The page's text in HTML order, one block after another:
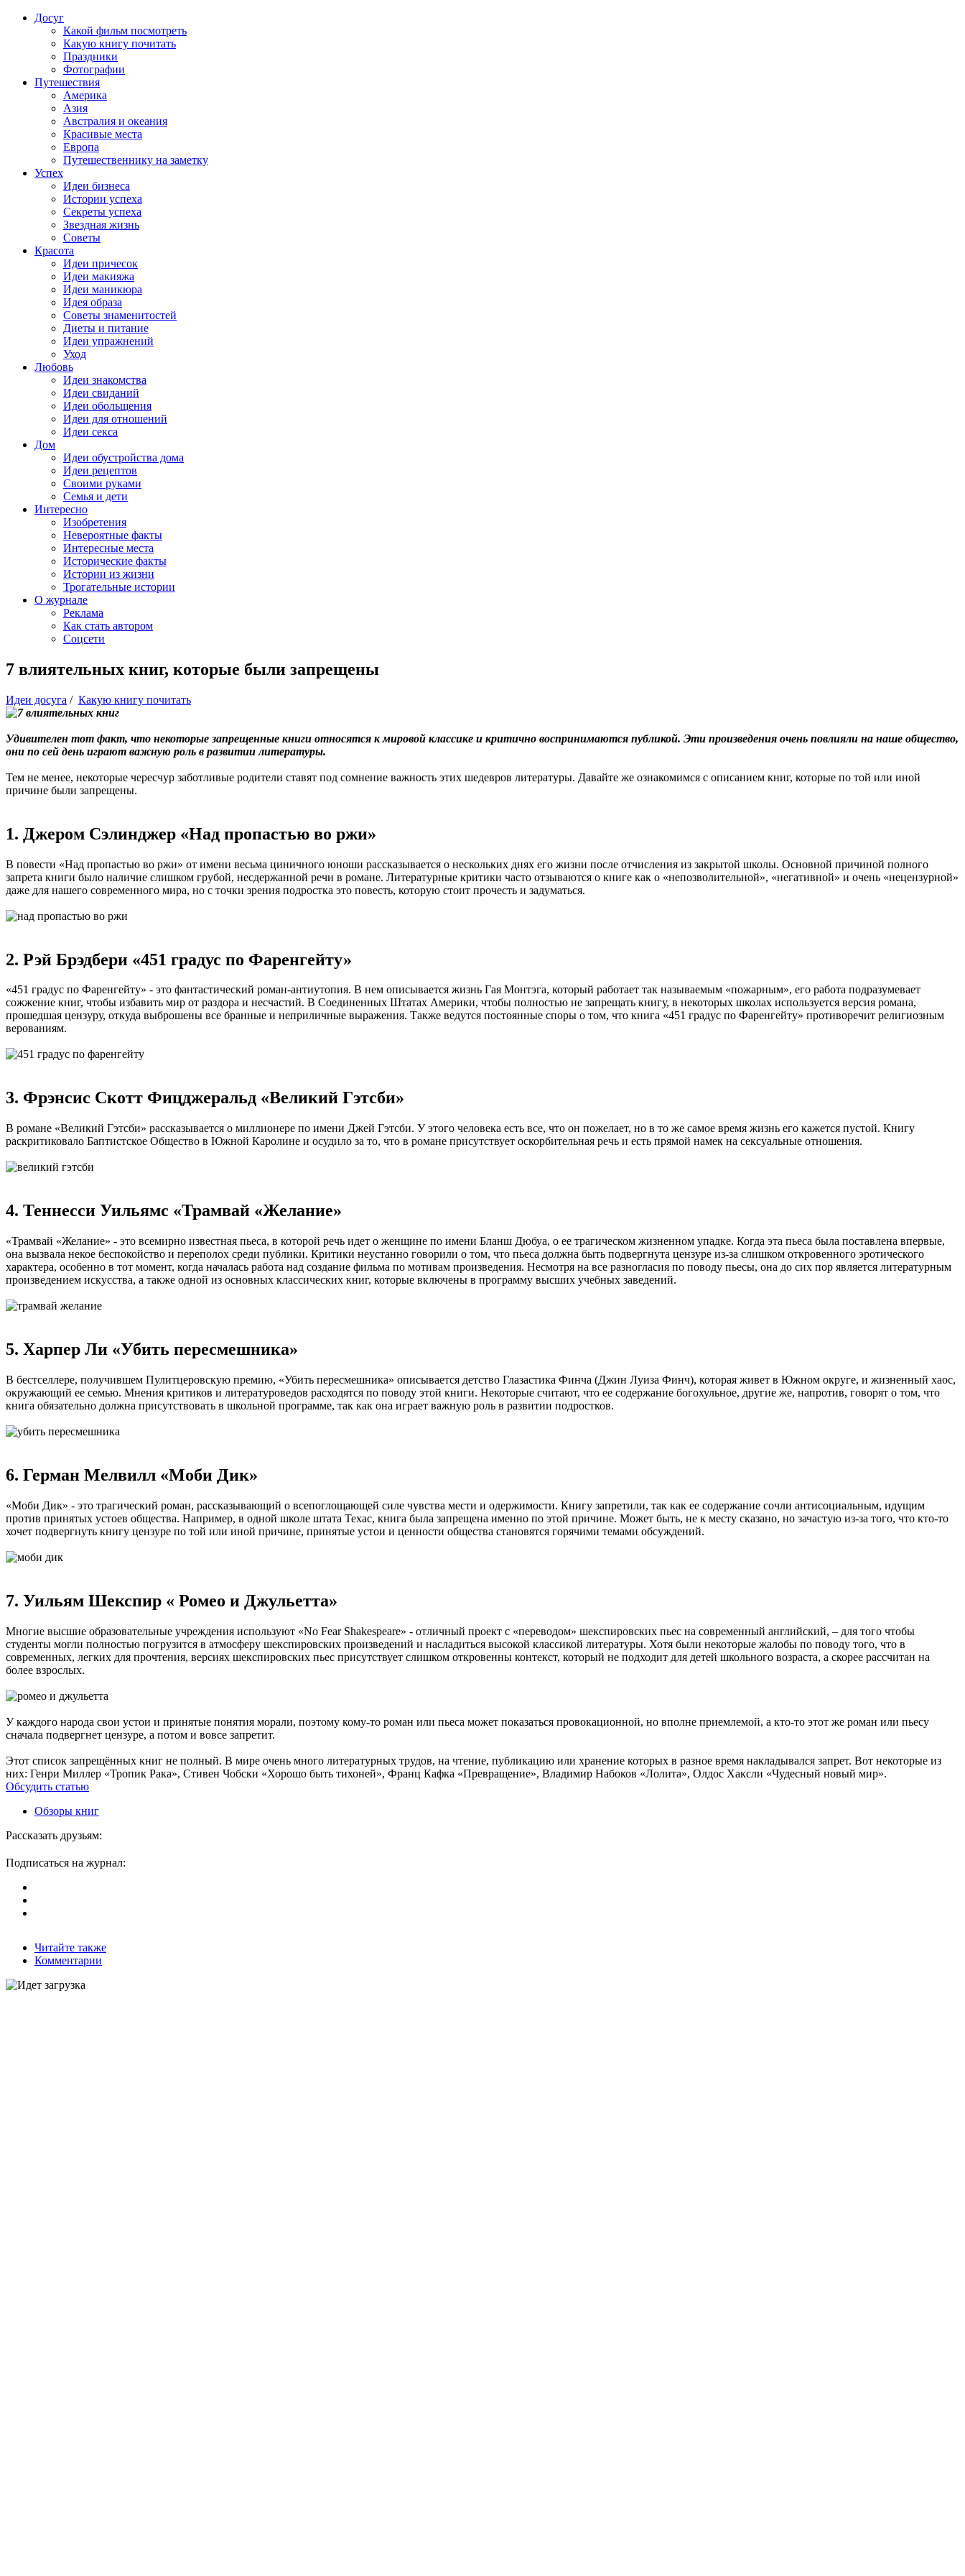
Досуг
Какой фильм посмотреть
Какую книгу почитать
Праздники
Фотографии
Путешествия
Америка
Азия
Австралия и океания
Красивые места
Европа
Путешественнику на заметку
Успех
Идеи бизнеса
Истории успеха
Секреты успеха
Звездная жизнь
Советы
Красота
Идеи причесок
Идеи макияжа
Идеи маникюра
Идея образа
Советы знаменитостей
Диеты и питание
Идеи упражнений
Уход
Любовь
Идеи знакомства
Идеи свиданий
Идеи обольщения
Идеи для отношений
Идеи секса
Дом
Идеи обустройства дома
Идеи рецептов
Своими руками
Семья и дети
Интересно
Изобретения
Невероятные факты
Интересные места
Исторические факты
Истории из жизни
Трогательные истории
О журнале
Реклама
Как стать автором
Соцсети
7 влиятельных книг, которые были запрещены
Идеи досуга / Какую книгу почитать
Удивителен тот факт, что некоторые запрещенные книги относятся к мировой классике и критично воспринимаются публикой. Эти произведения очень повлияли на наше общество,
они по сей день играют важную роль в развитии литературы.
Тем не менее, некоторые чересчур заботливые родители ставят под сомнение важность этих шедевров литературы. Давайте же ознакомимся с описанием книг, которые по той или иной
причине были запрещены.
1. Джером Сэлинджер «Над пропастью во ржи»
В повести «Над пропастью во ржи» от имени весьма циничного юноши рассказывается о нескольких днях его жизни после отчисления из закрытой школы. Основной причиной полного
запрета книги было наличие слишком грубой, несдержанной речи в романе. Литературные критики часто отзываются о книге как о «непозволительной», «негативной» и очень «нецензурной»
даже для нашего современного мира, но с точки зрения подростка это повесть, которую стоит прочесть и задуматься.
2. Рэй Брэдбери «451 градус по Фаренгейту»
«451 градус по Фаренгейту» - это фантастический роман-антиутопия. В нем описывается жизнь Гая Монтэга, который работает так называемым «пожарным», его работа подразумевает
сожжение книг, чтобы избавить мир от раздора и несчастий. В Соединенных Штатах Америки, чтобы полностью не запрещать книгу, в некоторых школах используется версия романа,
прошедшая цензуру, откуда выброшены все бранные и неприличные выражения. Также ведутся постоянные споры о том, что книга «451 градус по Фаренгейту» противоречит религиозным
верованиям.
3. Фрэнсис Скотт Фицджеральд «Великий Гэтсби»
В романе «Великий Гэтсби» рассказывается о миллионере по имени Джей Гэтсби. У этого человека есть все, что он пожелает, но в то же самое время жизнь его кажется пустой. Книгу
раскритиковало Баптистское Общество в Южной Каролине и осудило за то, что в романе присутствует оскорбительная речь и есть прямой намек на сексуальные отношения.
4. Теннесси Уильямс «Трамвай «Желание»
«Трамвай «Желание» - это всемирно известная пьеса, в которой речь идет о женщине по имени Бланш Дюбуа, о ее трагическом жизненном упадке. Когда эта пьеса была поставлена впервые,
она вызвала некое беспокойство и переполох среди публики. Критики неустанно говорили о том, что пьеса должна быть подвергнута цензуре из-за слишком откровенного эротического
характера, особенно в тот момент, когда началась работа над создание фильма по мотивам произведения. Несмотря на все разногласия по поводу пьесы, она до сих пор является литературным
произведением искусства, а также одной из основных классических книг, которые включены в программу высших учебных заведений.
5. Харпер Ли «Убить пересмешника»
В бестселлере, получившем Пулитцеровскую премию, «Убить пересмешника» описывается детство Глазастика Финча (Джин Луиза Финч), которая живет в Южном округе, и жизненный хаос,
окружающий ее семью. Мнения критиков и литературоведов расходятся по поводу этой книги. Некоторые считают, что ее содержание богохульное, другие же, напротив, говорят о том, что
книга обязательно должна присутствовать в школьной программе, так как она играет важную роль в развитии подростков.
6. Герман Мелвилл «Моби Дик»
«Моби Дик» - это трагический роман, рассказывающий о всепоглощающей силе чувства мести и одержимости. Книгу запретили, так как ее содержание сочли антисоциальным, идущим
против принятых устоев общества. Например, в одной школе штата Техас, книга была запрещена именно по этой причине. Может быть, не к месту сказано, но зачастую из-за того, что кто-то
хочет подвергнуть книгу цензуре по той или иной причине, принятые устои и ценности общества становятся горячими темами обсуждений.
7. Уильям Шекспир « Ромео и Джульетта»
Многие высшие образовательные учреждения используют «No Fear Shakespeare» - отличный проект с «переводом» шекспировских пьес на современный английский, – для того чтобы
студенты могли полностью погрузится в атмосферу шекспировских произведений и насладиться высокой классикой литературы. Хотя были некоторые жалобы по поводу того, что в
современных, легких для прочтения, версиях шекспировских пьес присутствует слишком откровенны контекст, который не подходит для детей школьного возраста, а скорее рассчитан на
более взрослых.
У каждого народа свои устои и принятые понятия морали, поэтому кому-то роман или пьеса может показаться провокационной, но вполне приемлемой, а кто-то этот же роман или пьесу
сначала подвергнет цензуре, а потом и вовсе запретит.
Этот список запрещённых книг не полный. В мире очень много литературных трудов, на чтение, публикацию или хранение которых в разное время накладывался запрет. Вот некоторые из
них: Генри Миллер «Тропик Рака», Стивен Чобски «Хорошо быть тихоней», Франц Кафка «Превращение», Владимир Набоков «Лолита», Олдос Хаксли «Чудесный новый мир».
Обсудить статью
Обзоры книг
Рассказать друзьям:
Подписаться на журнал:
Читайте также
Комментарии